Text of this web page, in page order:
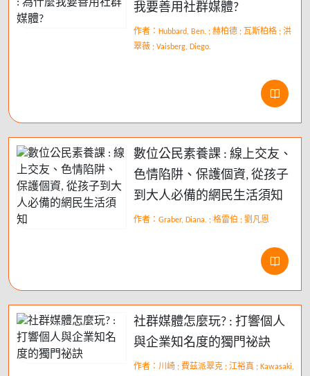
我要善用社群媒體?
作者：Hubbard, Ben. ; 赫柏德 ; 瓦斯柏格 ; 洪
翠薇 ; Vaisberg, Diego.
數位公民素養課 : 線上交友、
色情陷阱、保護個資, 從孩子
到大人必備的網民生活須知
作者：Graber, Diana. ; 格雷伯 ; 劉凡恩
社群媒體怎麼玩? : 打響個人
與企業知名度的獨門祕訣
作者：川崎 ; 費茲派翠克 ; 江裕真 ; Kawasaki,